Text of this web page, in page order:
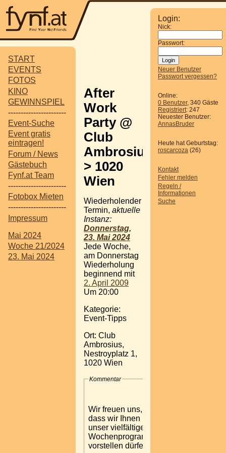
START
EVENTS
FOTOS
KINO
GEWINNSPIEL
-----------------------
Event-Suche
Event gratis
eintragen!
Forum / News
Gästebuch
Fynf.at Team
-----------------------
Fotobox Mieten
-----------------------
Impressum
Mai 2024
Woche 21/2024
23. Mai 2024
Login:
Nick:
Passwort:
Neuer Benutzer
Passwort vergessen?
Online:
0 Benutzer, 340 Gäste
Registriert: 247
Neuester Benutzer:
AnnasBruder
Heute hat Geburtstag:
roscarcoza (26)
Kontakt
Fehler melden
Regeln /
Informationen
Suche
After
Work
Party @
Club
Ambrosius
> 1020
Wien
Wiederholender
Termin, aktuelle
Instanz:
Donnerstag,
23. Mai 2024
Jede Woche,
am Donnerstag
Wiederholung
beginnend mit
2. April 2009
Um 20:00
Kategorie:
Event-Tipps
Ort: Club
Ambrosius,
Nestroyplatz 1,
1020 Wien
Kommentar
Wir freuen uns,
dass wir Ihnen
unser vielfältiges
Wochenprogramm
vorstellen dürfen